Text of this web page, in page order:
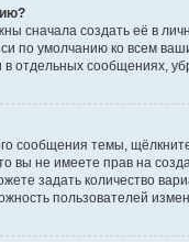
сначала создать её в
по умолчанию ко всем
отдельных сообщениях,
сообщения темы,
вы не имеете прав на
задать количество
пользователей